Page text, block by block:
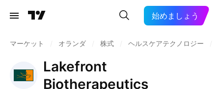
始めましょう
マーケット オランダ 株式 ヘルスケアテクノロジー
Lakefront
Biotherapeutics